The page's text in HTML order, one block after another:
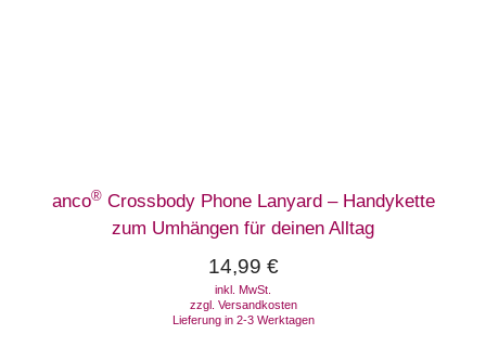
anco®Crossbody Phone Lanyard – Handykette
zum Umhängen für deinen Alltag
14,99 €
inkl. MwSt.
zzgl. Versandkosten
Lieferung in 2-3 Werktagen